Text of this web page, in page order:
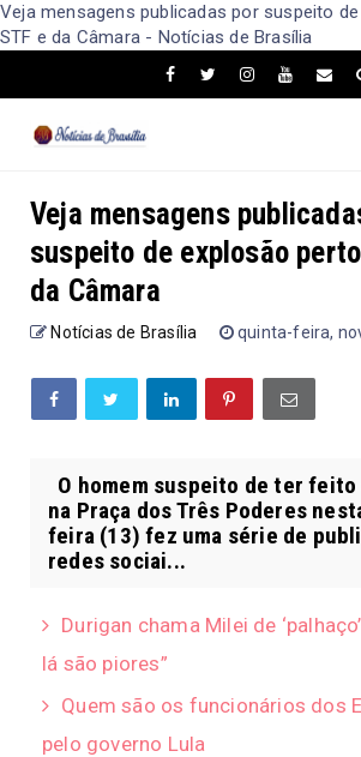
Veja mensagens publicadas por suspeito
STF e da Câmara - Notícias de Brasília
Veja mensagens
suspeito de explosão
da Câmara
Notícias de Brasília quinta-feira,
O homem suspeito de ter
na Praça dos Três Poderes
feira (13) fez uma série de
redes sociai...
Durigan chama Milei de
lá são piores”
Quem são os funcionários dos
pelo governo Lula